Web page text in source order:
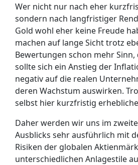
Wer nicht nur nach eher
sondern nach langfristiger
Gold wohl eher keine Freude
machen auf lange Sicht trotz
Bewertungen schon mehr
sollte sich ein Anstieg der
negativ auf die realen
deren Wachstum auswirken.
selbst hier kurzfristig
Daher werden wir uns im
Ausblicks sehr ausführlich mit
Risiken der globalen
unterschiedlichen Anlagestile